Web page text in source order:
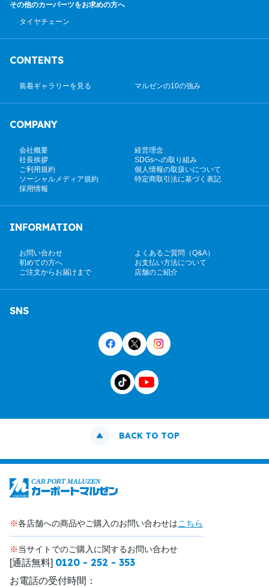
その他のカーパーツをお求めの方へ
タイヤチェーン
CONTENTS
装着ギャラリーを見る マルゼンの10の強み
COMPANY
会社概要
経営理念
社長挨拶
SDGsへの取り組み
ご利用規約
個人情報の取扱いについて
ソーシャルメディア規約
特定商取引法に基づく表記
採用情報
INFORMATION
お問い合わせ
よくあるご質問（Q&A）
初めての方へ
お支払い方法について
ご注文からお届けまで
店舗のご紹介
SNS
BACK TO TOP
※各店舗への商品やご購入のお問い合わせはこちら
※当サイトでのご購入に関するお問い合わせ
[通話無料] 0120 - 252 - 353
お電話の受付時間：